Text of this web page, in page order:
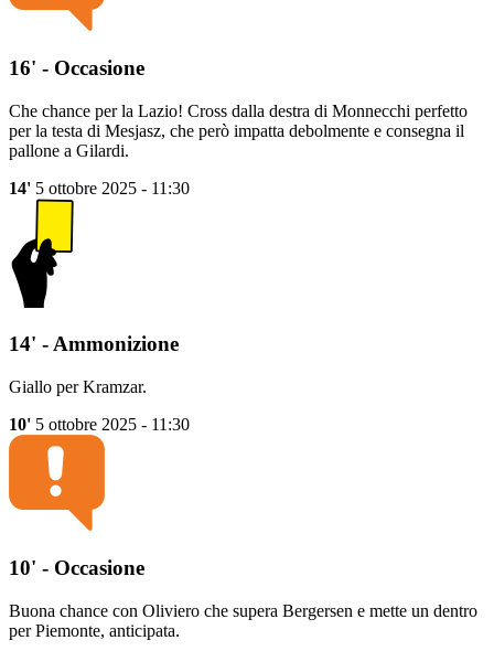
16' - Occasione
Che chance per la Lazio! Cross dalla destra di Monnecchi perfetto
per la testa di Mesjasz, che però impatta debolmente e consegna il
pallone a Gilardi.
14' 5 ottobre 2025 - 11:30
14' - Ammonizione
Giallo per Kramzar.
10' 5 ottobre 2025 - 11:30
10' - Occasione
Buona chance con Oliviero che supera Bergersen e mette un dentro
per Piemonte, anticipata.